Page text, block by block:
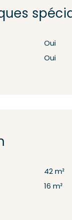
Oui
Oui
42 m²
16 m²